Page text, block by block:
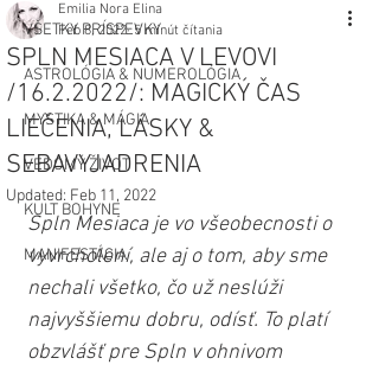
VŠETKY PRÍSPEVKY
ASTROLÓGIA & NUMEROLÓGIA
MYSTIKA & MÁGIA
VEDOMÝ ŽIVOT
KULT BOHYNE
MANIFESTÁCIA
SPLN MESIACA V LEVOVI
/16.2.2022/: MAGICKÝ ČAS
LIEČENIA, LÁSKY &
SEBAVYJADRENIA
Emilia Nora Elina
Feb 8, 2022 5 minút čítania
Updated: Feb 11, 2022
Spln Mesiaca je vo všeobecnosti o
vyvrcholení, ale aj o tom, aby sme
nechali všetko, čo už neslúži
najvyššiemu dobru, odísť. To platí
obzvlášť pre Spln v ohnivom